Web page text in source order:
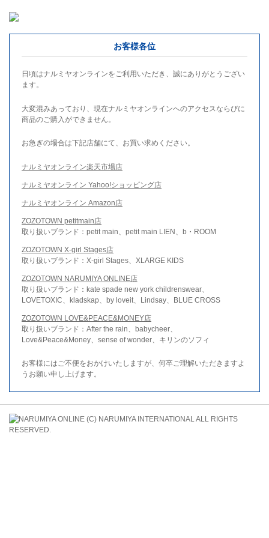
お客様各位
日頃はナルミヤオンラインをご利用いただき、誠にありがとうござい
ます。
大変混みあっており、現在ナルミヤオンラインへのアクセスならびに
商品のご購入ができません。
お急ぎの場合は下記店舗にて、お買い求めください。
ナルミヤオンライン楽天市場店
ナルミヤオンライン Yahoo!ショッピング店
ナルミヤオンライン Amazon店
ZOZOTOWN petitmain店
取り扱いブランド：petit main、petit main LIEN、b・ROOM
ZOZOTOWN X-girl Stages店
取り扱いブランド：X-girl Stages、XLARGE KIDS
ZOZOTOWN NARUMIYA ONLINE店
取り扱いブランド：kate spade new york childrenswear、
LOVETOXIC、kladskap、by loveit、Lindsay、BLUE CROSS
ZOZOTOWN LOVE&PEACE&MONEY店
取り扱いブランド：After the rain、babycheer、
Love&Peace&Money、sense of wonder、キリンのソフィ
お客様にはご不便をおかけいたしますが、何卒ご理解いただきますよ
うお願い申し上げます。